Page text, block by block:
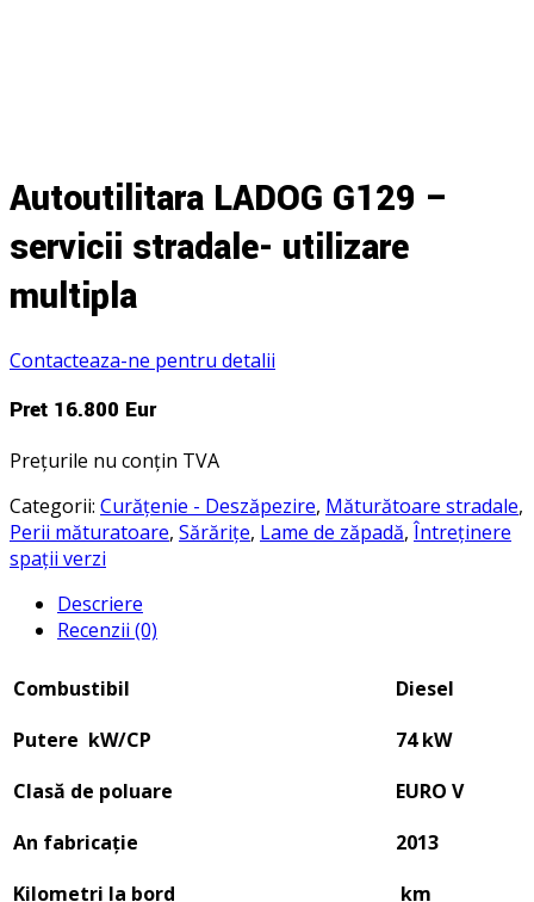
Autoutilitara LADOG G129 –
servicii stradale- utilizare
multipla
Contacteaza-ne pentru detalii
Preț 16.800 Eur
Prețurile nu conțin TVA
Categorii: Curățenie - Deszăpezire, Măturătoare stradale,
Perii măturatoare, Sărărițe, Lame de zăpadă, Întreținere
spații verzi
Descriere
Recenzii (0)
Combustibil
Diesel
Putere kW/CP
74 kW
Clasă de poluare
EURO V
An fabricație
2013
Kilometri la bord
km